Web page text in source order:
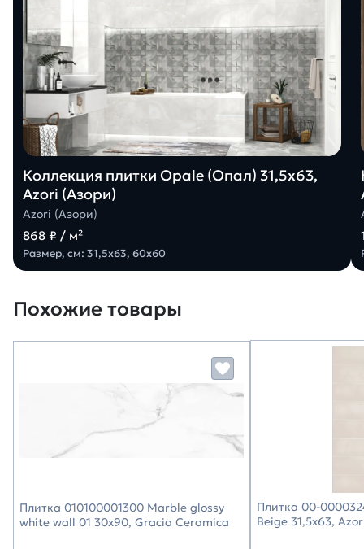
Коллекция плитки Opale (Опал) 31,5х63,
Azori (Азори)
Azori (Азори)
868 ₽ / м²
Размер, см: 31,5х63, 60х60
Похожие товары
Плитка 010100001300 Marble glossy
white wall 01 30х90, Gracia Ceramica
Плитка 00-
Beige 31,5х63,